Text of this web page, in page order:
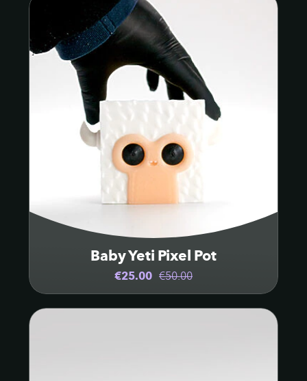
Baby Yeti Pixel Pot
€25.00 €50.00